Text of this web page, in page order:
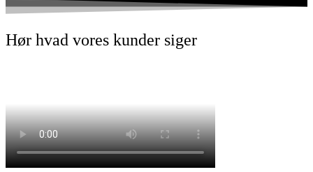
Hør hvad vores kunder siger